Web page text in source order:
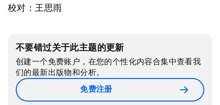
校对：王思雨
不要错过关于此主题的更新
创建一个免费账户，在您的个性化内容合集中查看我
们的最新出版物和分析。
免费注册